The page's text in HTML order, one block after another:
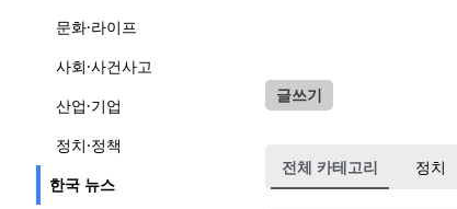
문화·라이프
사회·사건사고
산업·기업
정치·정책
한국 뉴스
글쓰기
전체 카테고리 정치